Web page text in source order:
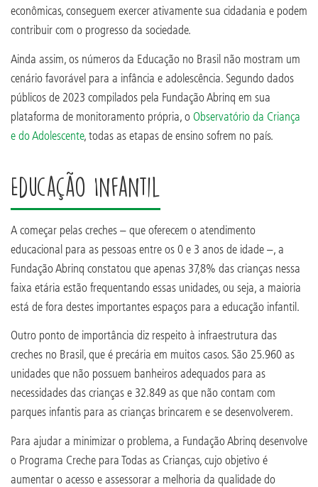
econômicas, conseguem exercer ativamente sua cidadania e podem
contribuir com o progresso da sociedade.
Ainda assim, os números da Educação no Brasil não mostram um
cenário favorável para a infância e adolescência. Segundo dados
públicos de 2023 compilados pela Fundação Abrinq em sua
plataforma de monitoramento própria, oObservatório da Criança
e do Adolescente, todas as etapas de ensino sofrem no país.
Educação Infantil
A começar pelas creches – que oferecem o atendimento
educacional para as pessoas entre os 0 e 3 anos de idade –, a
Fundação Abrinq constatou que apenas 37,8% das crianças nessa
faixa etária estão frequentando essas unidades, ou seja, a maioria
está de fora destes importantes espaços para a educação infantil.
Outro ponto de importância diz respeito à infraestrutura das
creches no Brasil, que é precária em muitos casos. São 25.960 as
unidades que não possuem banheiros adequados para as
necessidades das crianças e 32.849 as que não contam com
parques infantis para as crianças brincarem e se desenvolverem.
Para ajudar a minimizar o problema, a Fundação Abrinq desenvolve
o Programa Creche para Todas as Crianças, cujo objetivo é
aumentar o acesso e assessorar a melhoria da qualidade do